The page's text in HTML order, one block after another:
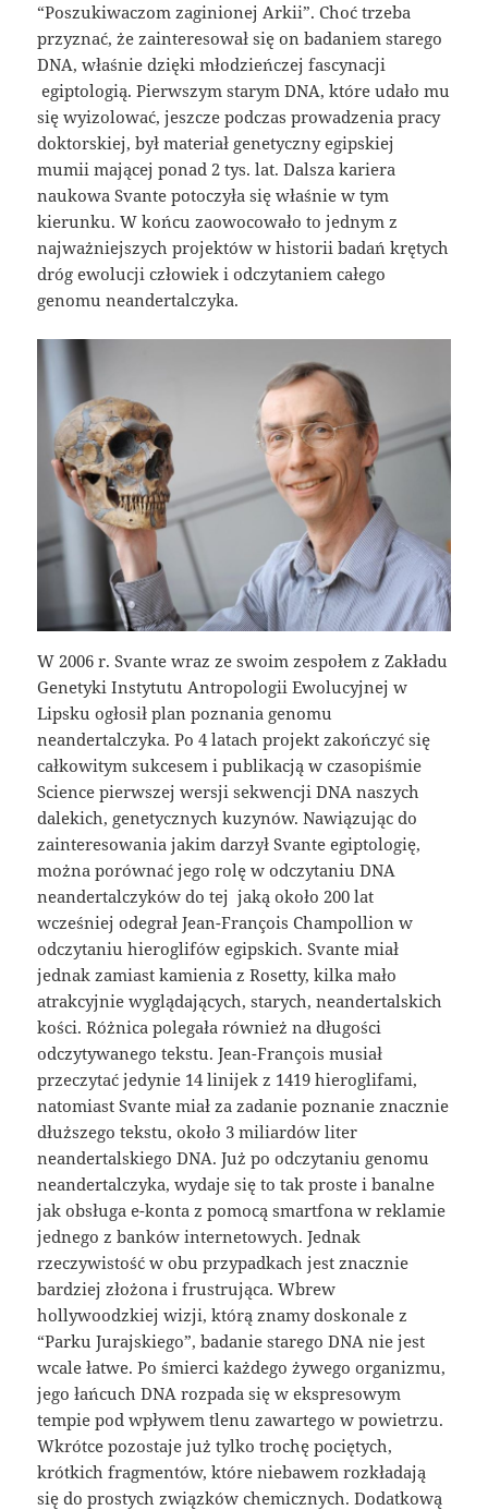
“Poszukiwaczom zaginionej Arkii”. Choć trzeba
przyznać, że zainteresował się on badaniem starego
DNA, właśnie dzięki młodzieńczej fascynacji
egiptologią. Pierwszym starym DNA, które udało mu
się wyizolować, jeszcze podczas prowadzenia pracy
doktorskiej, był materiał genetyczny egipskiej
mumii mającej ponad 2 tys. lat. Dalsza kariera
naukowa Svante potoczyła się właśnie w tym
kierunku. W końcu zaowocowało to jednym z
najważniejszych projektów w historii badań krętych
dróg ewolucji człowiek i odczytaniem całego
genomu neandertalczyka.
W 2006 r. Svante wraz ze swoim zespołem z Zakładu
Genetyki Instytutu Antropologii Ewolucyjnej w
Lipsku ogłosił plan poznania genomu
neandertalczyka. Po 4 latach projekt zakończyć się
całkowitym sukcesem i publikacją w czasopiśmie
Science pierwszej wersji sekwencji DNA naszych
dalekich, genetycznych kuzynów. Nawiązując do
zainteresowania jakim darzył Svante egiptologię,
można porównać jego rolę w odczytaniu DNA
neandertalczyków do tej jaką około 200 lat
wcześniej odegrał Jean-François Champollion w
odczytaniu hieroglifów egipskich. Svante miał
jednak zamiast kamienia z Rosetty, kilka mało
atrakcyjnie wyglądających, starych, neandertalskich
kości. Różnica polegała również na długości
odczytywanego tekstu. Jean-François musiał
przeczytać jedynie 14 linijek z 1419 hieroglifami,
natomiast Svante miał za zadanie poznanie znacznie
dłuższego tekstu, około 3 miliardów liter
neandertalskiego DNA. Już po odczytaniu genomu
neandertalczyka, wydaje się to tak proste i banalne
jak obsługa e-konta z pomocą smartfona w reklamie
jednego z banków internetowych. Jednak
rzeczywistość w obu przypadkach jest znacznie
bardziej złożona i frustrująca. Wbrew
hollywoodzkiej wizji, którą znamy doskonale z
“Parku Jurajskiego”, badanie starego DNA nie jest
wcale łatwe. Po śmierci każdego żywego organizmu,
jego łańcuch DNA rozpada się w ekspresowym
tempie pod wpływem tlenu zawartego w powietrzu.
Wkrótce pozostaje już tylko trochę pociętych,
krótkich fragmentów, które niebawem rozkładają
się do prostych związków chemicznych. Dodatkową